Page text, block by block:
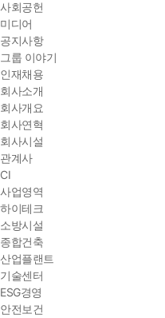
사회공헌
미디어
공지사항
그룹 이야기
인재채용
회사소개
회사개요
회사연혁
회사시설
관계사
CI
사업영역
하이테크
소방시설
종합건축
산업플랜트
기술센터
ESG경영
안전보건